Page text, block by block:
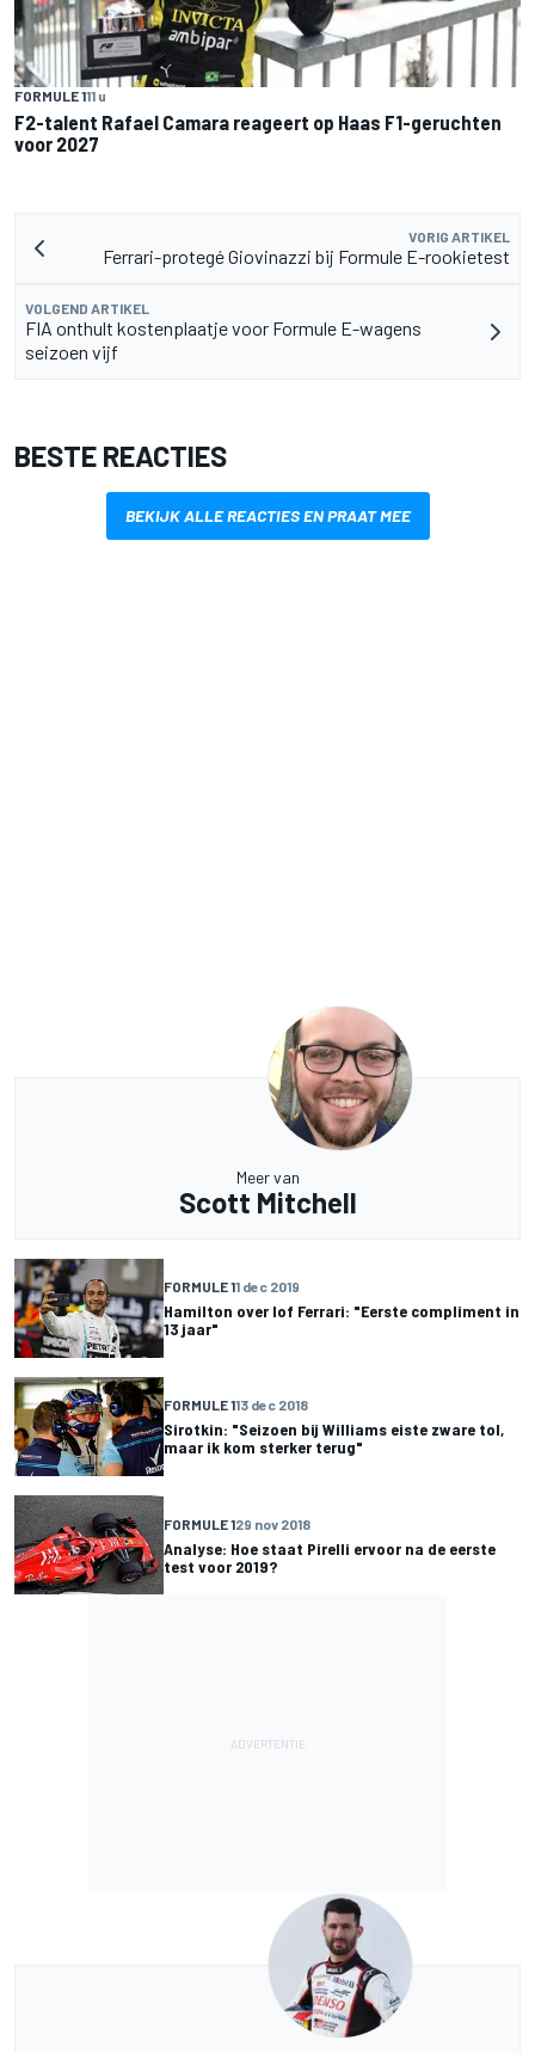
FORMULE 111 u
F2-talent Rafael Camara reageert op Haas F1-geruchten
voor 2027
VORIG ARTIKEL
Ferrari-protegé Giovinazzi bij Formule E-rookietest
VOLGEND ARTIKEL
FIA onthult kostenplaatje voor Formule E-wagens
seizoen vijf
BESTE REACTIES
BEKIJK ALLE REACTIES EN PRAAT MEE
Meer van
Scott Mitchell
FORMULE 11 dec 2019
Hamilton over lof Ferrari: "Eerste compliment in
13 jaar"
FORMULE 113 dec 2018
Sirotkin: "Seizoen bij Williams eiste zware tol,
maar ik kom sterker terug"
FORMULE 129 nov 2018
Analyse: Hoe staat Pirelli ervoor na de eerste
test voor 2019?